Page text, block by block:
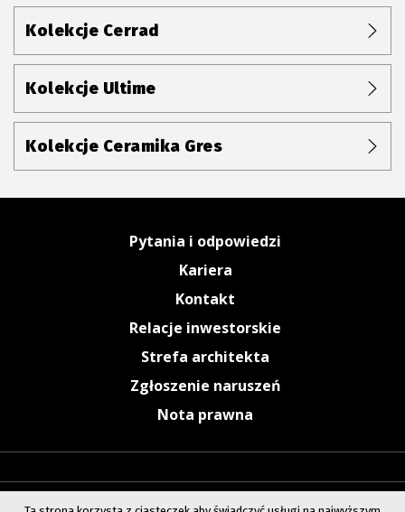
Kolekcje Cerrad
Kolekcje Ultime
Kolekcje Ceramika Gres
Pytania i odpowiedzi
Kariera
Kontakt
Relacje inwestorskie
Strefa architekta
Zgłoszenie naruszeń
Nota prawna